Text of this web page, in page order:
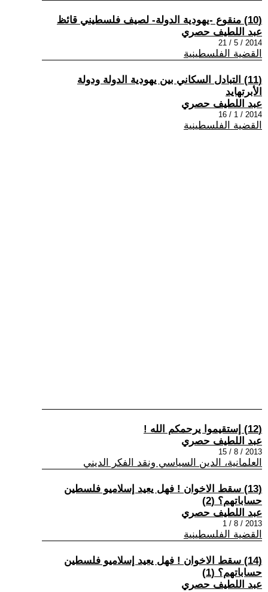
(10) منقوع -يهودية الدولة- لصيف فلسطيني قائظ
عبد اللطيف حصري
2014 / 5 / 21
القضية الفلسطينية
(11) التبادل السكاني بين يهودية الدولة ودولة
الأبرتهايد
عبد اللطيف حصري
2014 / 1 / 16
القضية الفلسطينية
(12) إستقيموا يرحمكم الله !
عبد اللطيف حصري
2013 / 8 / 15
العلمانية، الدين السياسي ونقد الفكر الديني
(13) سقط الاخوان ! فهل يعيد إسلاميو فلسطين
حساباتهم؟ (2)
عبد اللطيف حصري
2013 / 8 / 1
القضية الفلسطينية
(14) سقط الاخوان ! فهل يعيد إسلاميو فلسطين
حساباتهم؟ (1)
عبد اللطيف حصري